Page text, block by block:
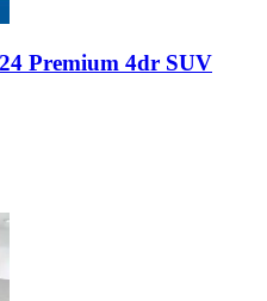
Premium 4dr SUV